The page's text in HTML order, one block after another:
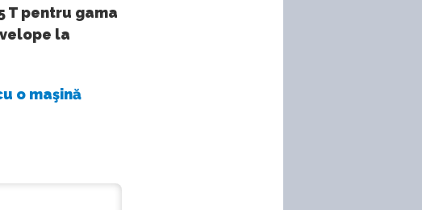
T pentru gama
la
o maşină